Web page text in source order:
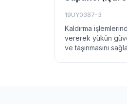
19UY0387-3
Kaldırma
vererek yükün
ve taşınmasını